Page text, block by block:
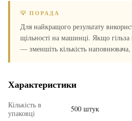
💡 ПОРАДА
Для найкращого результату
щільності на машинці. Якщо гільза
— зменшіть кількість
Характеристики
Кількість в
упаковці
500 штук